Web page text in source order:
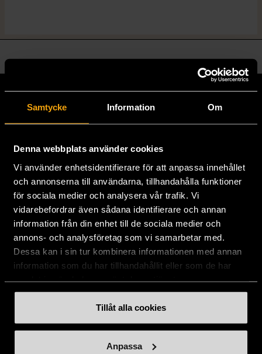
Samtycke Information Om
Denna webbplats använder cookies
Vi använder enhetsidentifierare för att anpassa innehållet
och annonserna till användarna, tillhandahålla funktioner
för sociala medier och analysera vår trafik. Vi
vidarebefordrar även sådana identifierare och annan
information från din enhet till de sociala medier och
annons- och analysföretag som vi samarbetar med.
Dessa kan i sin tur kombinera informationen med annan
information som du har tillhandahållit eller som de har
Tillåt alla cookies
Anpassa
Stöd oss
Handla second hand online
Om oss